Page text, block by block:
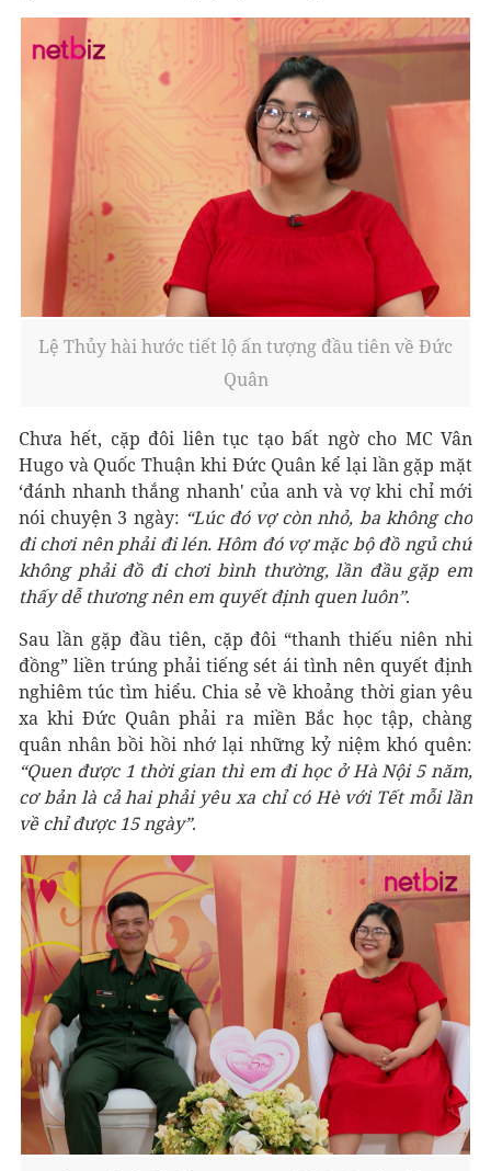
Lệ Thủy hài hước tiết lộ ấn tượng đầu tiên về Đức
Quân
Chưa hết, cặp đôi liên tục tạo bất ngờ cho MC Vân
Hugo và Quốc Thuận khi Đức Quân kể lại lần gặp mặt
‘đánh nhanh thắng nhanh' của anh và vợ khi chỉ mới
nói chuyện 3 ngày: “Lúc đó vợ còn nhỏ, ba không cho
đi chơi nên phải đi lén. Hôm đó vợ mặc bộ đồ ngủ chứ
không phải đồ đi chơi bình thường, lần đầu gặp em
thấy dễ thương nên em quyết định quen luôn”.
Sau lần gặp đầu tiên, cặp đôi “thanh thiếu niên nhi
đồng” liền trúng phải tiếng sét ái tình nên quyết định
nghiêm túc tìm hiểu. Chia sẻ về khoảng thời gian yêu
xa khi Đức Quân phải ra miền Bắc học tập, chàng
quân nhân bồi hồi nhớ lại những kỷ niệm khó quên:
“Quen được 1 thời gian thì em đi học ở Hà Nội 5 năm,
cơ bản là cả hai phải yêu xa chỉ có Hè với Tết mỗi lần
về chỉ được 15 ngày”.